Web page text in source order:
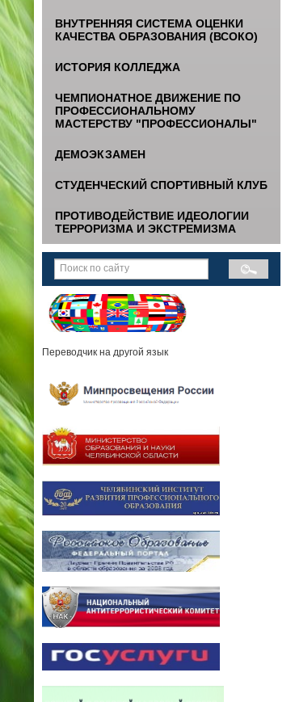
ВНУТРЕННЯЯ СИСТЕМА ОЦЕНКИ
КАЧЕСТВА ОБРАЗОВАНИЯ (ВСОКО)
ИСТОРИЯ КОЛЛЕДЖА
ЧЕМПИОНАТНОЕ ДВИЖЕНИЕ ПО
ПРОФЕССИОНАЛЬНОМУ
МАСТЕРСТВУ "ПРОФЕССИОНАЛЫ"
ДЕМОЭКЗАМЕН
СТУДЕНЧЕСКИЙ СПОРТИВНЫЙ КЛУБ
ПРОТИВОДЕЙСТВИЕ ИДЕОЛОГИИ
ТЕРРОРИЗМА И ЭКСТРЕМИЗМА
Переводчик на другой язык